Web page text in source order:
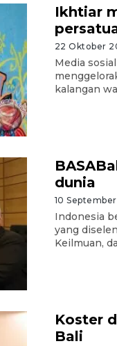
Ikhtiar
22 Oktober
Media
kalangan
dunia
10 September
Indonesia
yang
Keilmuan,
Koster
Bali